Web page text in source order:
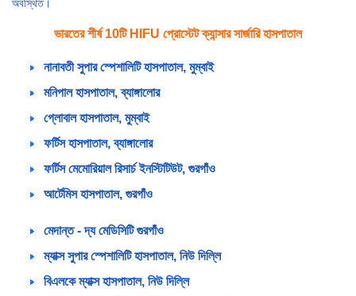
অবস্থিত।
ভারতের শীর্ষ 10টি HIFU প্রোস্টেট ক্যান্সার সার্জারি হাসপাতাল
নানাবতী সুপার স্পেশালিটি হাসপাতাল, মুম্বাই
মনিপাল হাসপাতাল, ব্যাঙ্গালোর
গ্লোবাল হাসপাতাল, মুম্বাই
ফর্টিস হাসপাতাল, ব্যাঙ্গালোর
ফর্টিস মেমোরিয়াল রিসার্চ ইনস্টিটিউট, গুরগাঁও
আর্টেমিস হাসপাতাল, গুরগাঁও
মেদান্ত - দ্য মেডিসিটি গুরগাঁও
ম্যাক্স সুপার স্পেশালিটি হাসপাতাল, নিউ দিল্লি
বিএলকে ম্যাক্স হাসপাতাল, নিউ দিল্লি